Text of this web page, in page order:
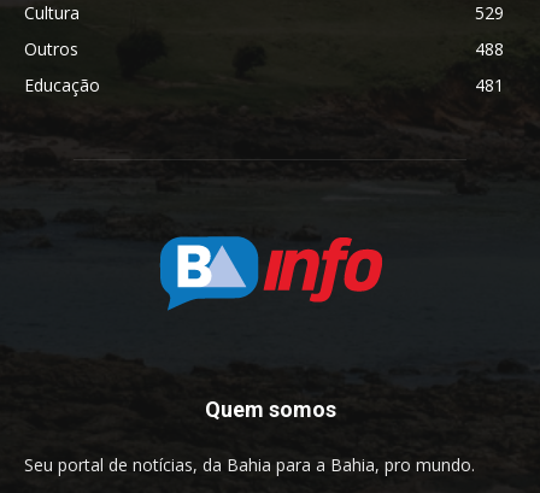
Cultura
529
Outros
488
Educação
481
Quem somos
Seu portal de notícias, da Bahia para a Bahia, pro mundo.